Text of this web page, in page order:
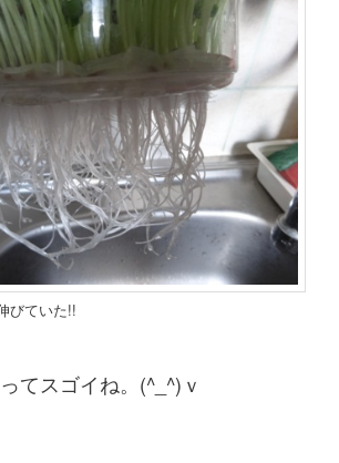
びていた!!
てスゴイね。(^_^)ｖ